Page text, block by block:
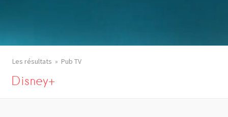
Les résultats Pub TV
Disney+